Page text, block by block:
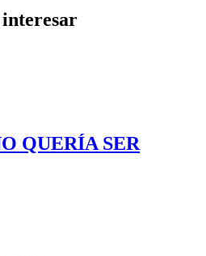
interesar
QUERÍA SER